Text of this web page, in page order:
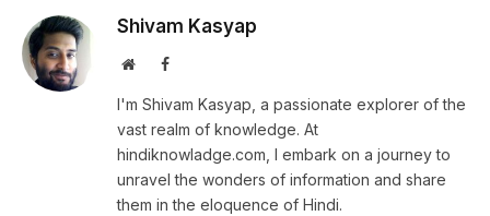
Shivam Kasyap
WebsiteFacebook
I'm Shivam Kasyap, a passionate explorer of the
vast realm of knowledge. At
hindiknowladge.com, I embark on a journey to
unravel the wonders of information and share
them in the eloquence of Hindi.